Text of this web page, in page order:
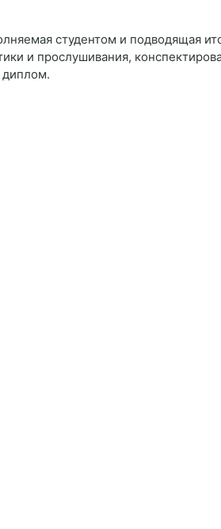
студентом и подводящая
и прослушивания,
диплом.